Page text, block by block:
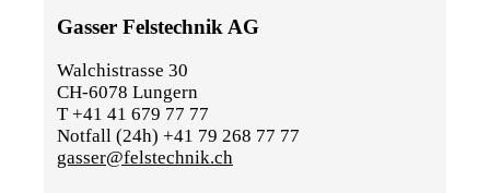
Gasser Felstechnik AG
Walchistrasse 30
CH-6078 Lungern
T +41 41 679 77 77
Notfall (24h) +41 79 268 77 77
gasser@felstechnik.ch